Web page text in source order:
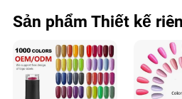
Sản phẩm Thiết kế